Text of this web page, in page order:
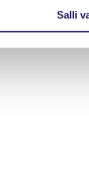
Salli